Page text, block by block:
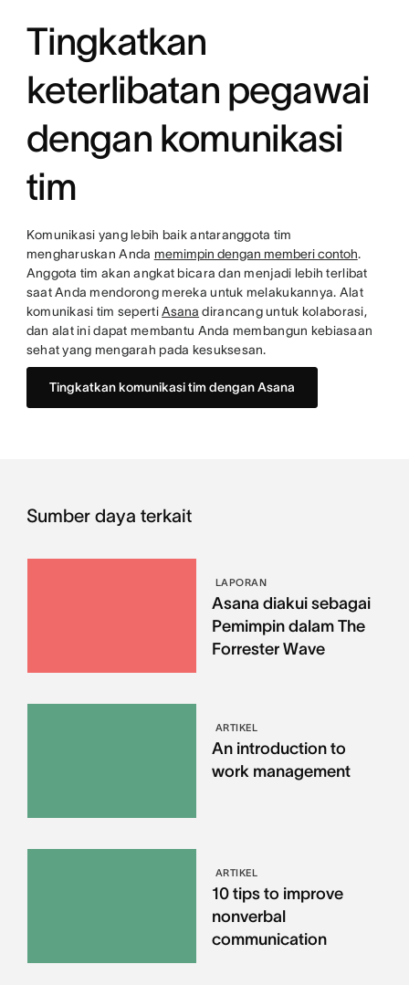
Tingkatkan
keterlibatan pegawai
dengan komunikasi
tim
Komunikasi yang lebih baik antaranggota tim
mengharuskan Anda memimpin dengan memberi contoh.
Anggota tim akan angkat bicara dan menjadi lebih terlibat
saat Anda mendorong mereka untuk melakukannya. Alat
komunikasi tim sepertiAsana dirancang untuk kolaborasi,
dan alat ini dapat membantu Anda membangun kebiasaan
sehat yang mengarah pada kesuksesan.
Tingkatkan komunikasi tim dengan Asana
Sumber daya terkait
LAPORAN
Asana diakui sebagai
Pemimpin dalam The
Forrester Wave
ARTIKEL
An introduction to
work management
ARTIKEL
10 tips to improve
nonverbal
communication